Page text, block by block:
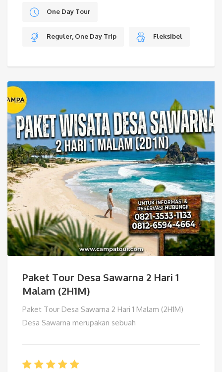
One Day Tour
Reguler, One Day Trip Fleksibel
Paket Tour Desa Sawarna 2 Hari 1
Malam (2H1M)
Paket Tour Desa Sawarna 2 Hari 1 Malam (2H1M)
Desa Sawarna merupakan sebuah